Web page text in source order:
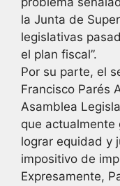
la Junta de
legislativas
el plan fiscal”.
Por su parte, el
Francisco Parés
Asamblea
que actualmente
lograr equidad y
impositivo de
Expresamente,